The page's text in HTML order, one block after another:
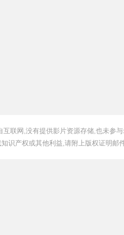
互联网,没有提供影片资源存储,也未参
识产权或其他利益,请附上版权证明